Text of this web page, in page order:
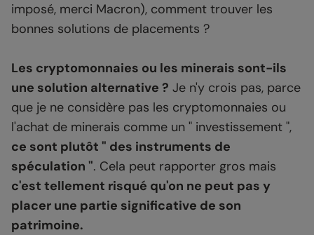
imposé, merci Macron), comment trouver les
bonnes solutions de placements ?
Les cryptomonnaies ou les minerais sont-ils
une solution alternative ? Je n'y crois pas, parce
que je ne considère pas les cryptomonnaies ou
l'achat de minerais comme un " investissement ",
ce sont plutôt " des instruments de
spéculation ". Cela peut rapporter gros mais
c'est tellement risqué qu'on ne peut pas y
placer une partie significative de son
patrimoine.